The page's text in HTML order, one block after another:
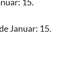
Januar: 15.